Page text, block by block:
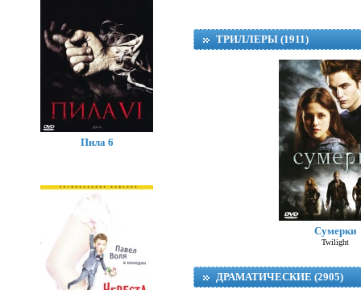
ТРИЛЛЕРЫ (1911)
Сумерки
Twilight
ДРАМАТИЧЕСКИЕ (2905)
Пила 6